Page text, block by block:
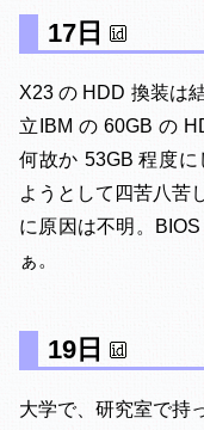
17日
X23 の HDD 換装は
立IBM の 60GB の
何故か 53GB 程度
ようとして四苦八苦
に原因は不明。
ぁ。
19日
大学で、研究室で持